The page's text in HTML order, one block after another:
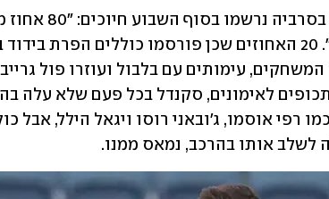
לשלב אותו בהרכב, נמאס ממנו.